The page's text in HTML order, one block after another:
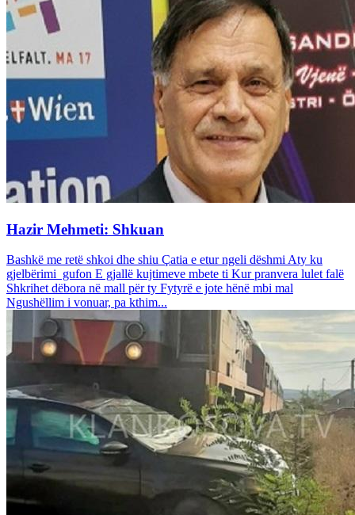
Hazir Mehmeti: Shkuan
Bashkë me retë shkoi dhe shiu Çatia e etur ngeli dëshmi Aty ku
gjelbërimi gufon E gjallë kujtimeve mbete ti Kur pranvera lulet falë
Shkrihet dëbora në mall për ty Fytyrë e jote hënë mbi mal
Ngushëllim i vonuar, pa kthim...